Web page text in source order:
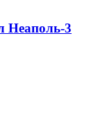
Неаполь-3